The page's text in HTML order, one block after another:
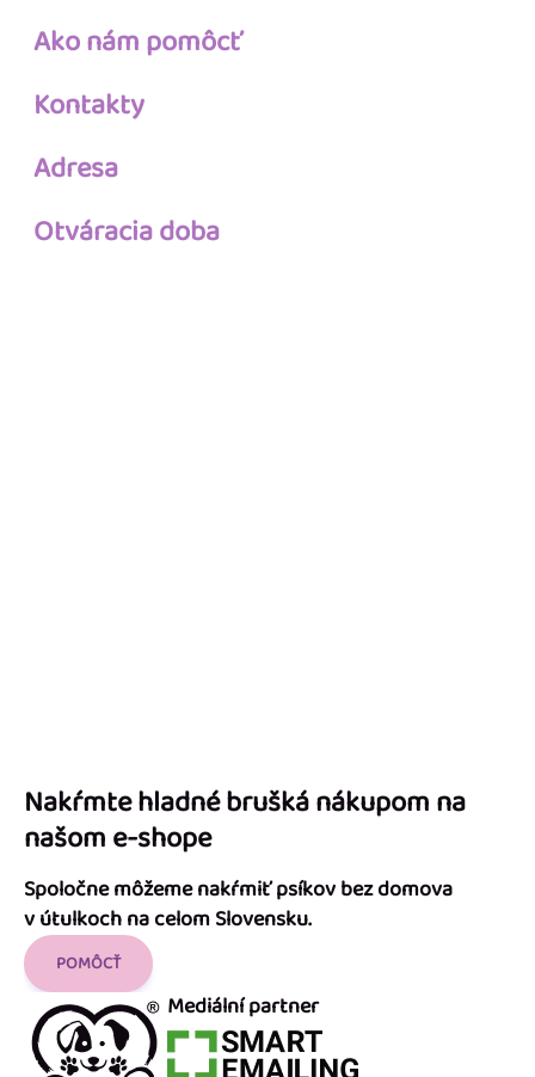
Ako nám pomôcť
Kontakty
Adresa
Otváracia doba
Nakŕmte hladné brušká nákupom na
našom e-shope
Spoločne môžeme nakŕmiť psíkov bez domova
v útulkoch na celom Slovensku.
POMÔCŤ
Mediální partner